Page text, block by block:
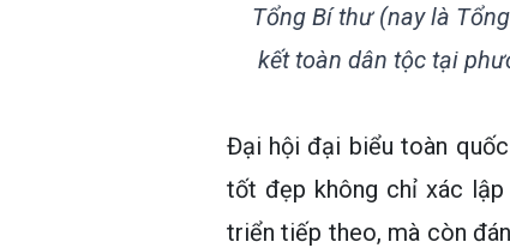
Tổng Bí thư (nay là
kết toàn dân tộc tại
Đại hội đại biểu toàn
tốt đẹp không chỉ xác
triển tiếp theo, mà còn